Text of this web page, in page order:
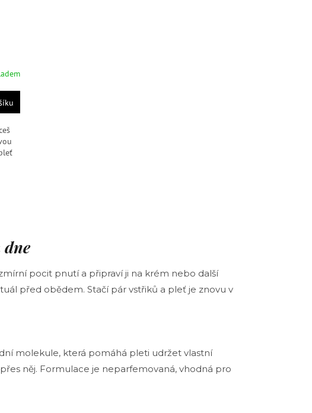
pocit pnutí a připraví ji na krém nebo další
před obědem. Stačí pár vstřiků a pleť je znovu v
molekule, která pomáhá pleti udržet vlastní
něj. Formulace je neparfemovaná, vhodná pro